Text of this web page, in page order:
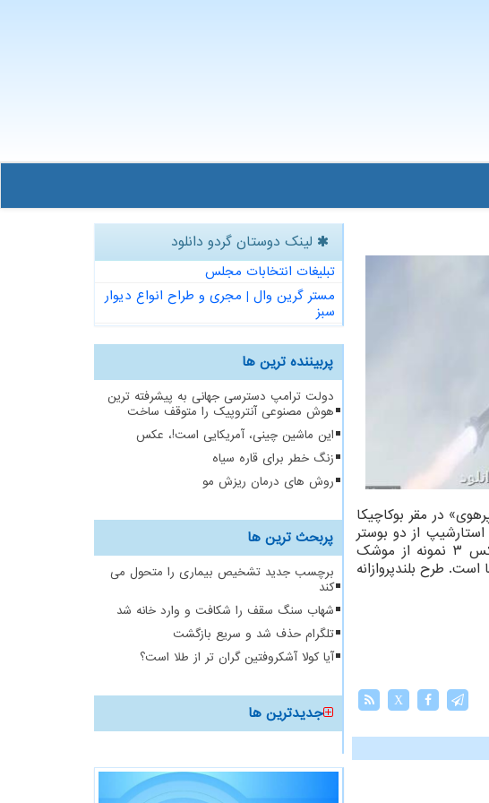
در مقر بوکاچیکا
از دو بوستر
سوپرهوی تشکیل شده و مقرر است بعد از تکمیل ۱۰۰ نفر را همراه خود به فضا ببرد. تا حالا اسپیس ایکس ۳ نمونه از موشک
طرح بلندپروازانه
X
لینک دوستان گردو دانلود
تبلیغات انتخابات مجلس
مستر گرین وال | مجری و طراح انواع دیوار
سبز
پربیننده ترین ها
دولت ترامپ دسترسی جهانی به پیشرفته ترین
هوش مصنوعی آنتروپیک را متوقف ساخت
این ماشین چینی، آمریکایی است!، عکس
زنگ خطر برای قاره سیاه
روش های درمان ریزش مو
پربحث ترین ها
برچسب جدید تشخیص بیماری را متحول می
کند
شهاب سنگ سقف را شکافت و وارد خانه شد
تلگرام حذف شد و سریع بازگشت
آیا کولا آشکروفتین گران تر از طلا است؟
جدیدترین ها